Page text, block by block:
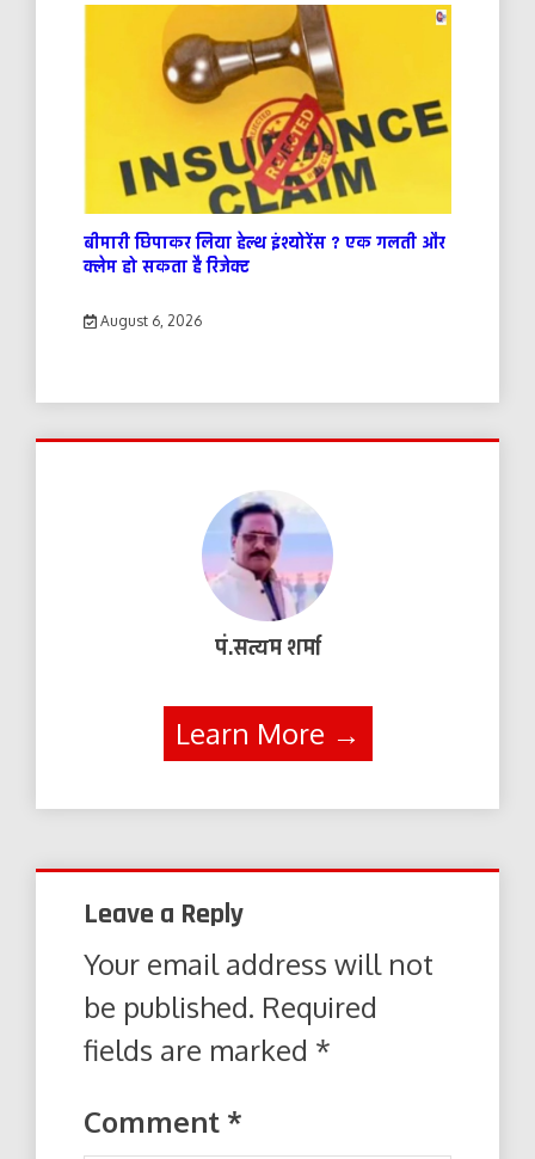
बीमारी छिपाकर लिया हेल्थ इंश्योरेंस ? एक गलती और
क्लेम हो सकता है रिजेक्ट
August 6, 2026
पं.सत्यम शर्मा
Learn More →
Leave a Reply
Your email address will not
be published. Required
fields are marked *
Comment *